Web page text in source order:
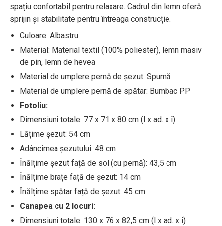
spațiu confortabil pentru relaxare. Cadrul din lemn oferă
sprijin și stabilitate pentru întreaga construcție.
Culoare: Albastru
Material: Material textil (100% poliester), lemn masiv
de pin, lemn de hevea
Material de umplere pernă de șezut: Spumă
Material de umplere pernă de spătar: Bumbac PP
Fotoliu:
Dimensiuni totale: 77 x 71 x 80 cm (l x ad. x î)
Lățime șezut: 54 cm
Adâncimea șezutului: 48 cm
Înălțime șezut față de sol (cu pernă): 43,5 cm
Înălțime brațe față de șezut: 14 cm
Înălțime spătar față de șezut: 45 cm
Canapea cu 2 locuri:
Dimensiuni totale: 130 x 76 x 82,5 cm (l x ad. x î)